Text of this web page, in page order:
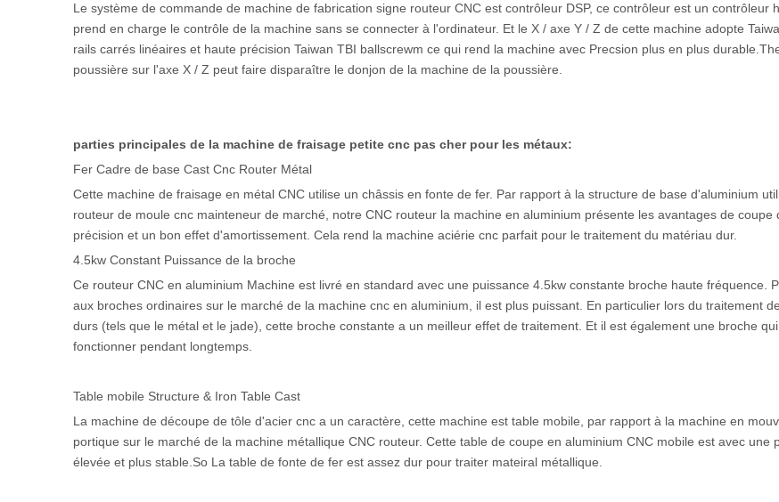
Le système de commande de machine de fabrication signe routeur CNC est contrôleur DSP, ce contrôleur est un contrôleur
prend en charge le contrôle de la machine sans se connecter à l'ordinateur. Et le X / axe Y / Z de cette machine adopte
rails carrés linéaires et haute précision Taiwan TBI ballscrewm ce qui rend la machine avec Precsion plus en plus
poussière sur l'axe X / Z peut faire disparaître le donjon de la machine de la poussière.
parties principales de la machine de fraisage petite cnc pas cher pour les métaux:
Fer Cadre de base Cast Cnc Router Métal
Cette machine de fraisage en métal CNC utilise un châssis en fonte de fer. Par rapport à la structure de base d'aluminium
routeur de moule cnc mainteneur de marché, notre CNC routeur la machine en aluminium présente les avantages de coupe
précision et un bon effet d'amortissement. Cela rend la machine aciérie cnc parfait pour le traitement du matériau dur.
4.5kw Constant Puissance de la broche
Ce routeur CNC en aluminium Machine est livré en standard avec une puissance 4.5kw constante broche haute fréquence.
aux broches ordinaires sur le marché de la machine cnc en aluminium, il est plus puissant. En particulier lors du traitement
durs (tels que le métal et le jade), cette broche constante a un meilleur effet de traitement. Et il est également une broche
fonctionner pendant longtemps.
Table mobile Structure & Iron Table Cast
La machine de découpe de tôle d'acier cnc a un caractère, cette machine est table mobile, par rapport à la machine en
portique sur le marché de la machine métallique CNC routeur. Cette table de coupe en aluminium CNC mobile est avec une
élevée et plus stable.So La table de fonte de fer est assez dur pour traiter mateiral métallique.